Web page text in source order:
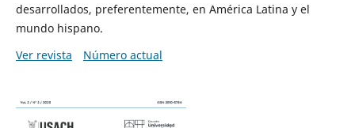
desarrollados, preferentemente, en América Latina y el
mundo hispano.
Ver revista
Número actual